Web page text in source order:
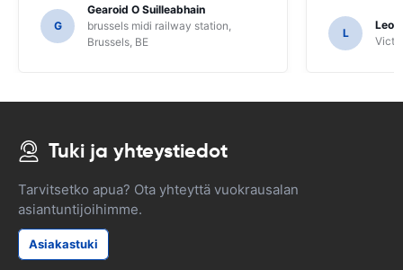
siitä, että emme ehkä olleet
selvittäneet SAT NAV: n toimintoja.
G
Gearoid O Suilleabhain
brussels midi railway station,
Brussels, BE
L
Tuki ja yhteystiedot
Tarvitsetko apua? Ota yhteyttä vuokrausalan
asiantuntijoihimme.
Asiakastuki